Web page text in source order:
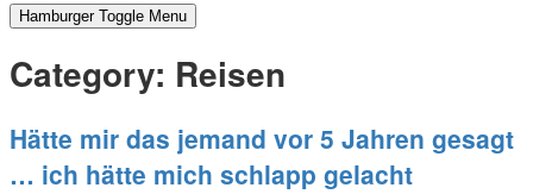
Hamburger Toggle Menu
Category: Reisen
Hätte mir das jemand vor 5 Jahren gesagt
… ich hätte mich schlapp gelacht